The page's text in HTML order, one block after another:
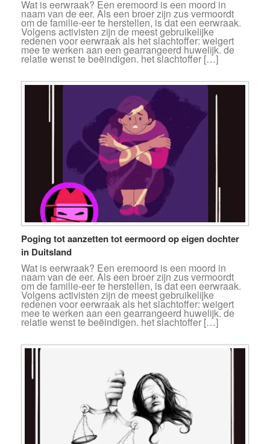
Wat is eerwraak? Een eremoord is een moord in
naam van de eer. Als een broer zijn zus vermoordt
om de familie-eer te herstellen, is dat een eerwraak.
Volgens activisten zijn de meest gebruikelijke
redenen voor eerwraak als het slachtoffer: weigert
mee te werken aan een gearrangeerd huwelijk. de
relatie wenst te beëindigen. het slachtoffer […]
Poging tot aanzetten tot eermoord op eigen dochter
in Duitsland
Wat is eerwraak? Een eremoord is een moord in
naam van de eer. Als een broer zijn zus vermoordt
om de familie-eer te herstellen, is dat een eerwraak.
Volgens activisten zijn de meest gebruikelijke
redenen voor eerwraak als het slachtoffer: weigert
mee te werken aan een gearrangeerd huwelijk. de
relatie wenst te beëindigen. het slachtoffer […]